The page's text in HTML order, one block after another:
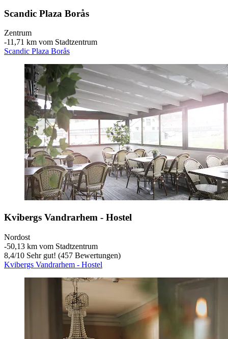
Scandic Plaza Borås
Zentrum
‐11,71 km vom Stadtzentrum
Scandic Plaza Borås
Kvibergs Vandrarhem - Hostel
Nordost
‐50,13 km vom Stadtzentrum
8,4/10 Sehr gut! (457 Bewertungen)
Kvibergs Vandrarhem - Hostel